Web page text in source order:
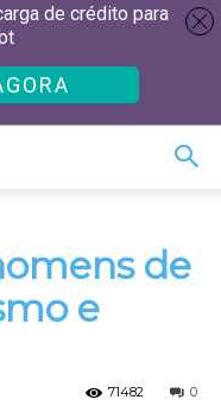
de
e
0
71482
de crédito para